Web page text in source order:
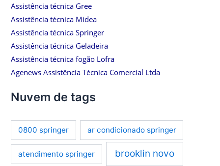
Assistência técnica Gree
Assistência técnica Midea
Assistência técnica Springer
Assistência técnica Geladeira
Assistência técnica fogão Lofra
Agenews Assistência Técnica Comercial Ltda
Nuvem de tags
0800 springer ar condicionado springer
atendimento springer brooklin novo